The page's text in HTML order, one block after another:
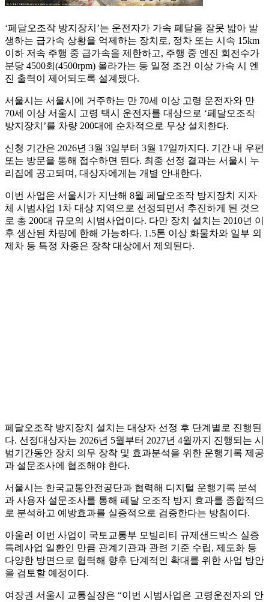
‘페달오조작 방지장치’는 운전자가 가속 페달을 잘못 밟아 발
생하는 급가속 상황을 억제하는 장치로, 정차 또는 시속 15km
이하 저속 주행 중 급가속을 제한하고, 주행 중 엔진 회전수가
분당 4500회(4500rpm) 올라가는 등 일정 조건 이상 가속 시 엔
진 출력이 제어되도록 설계됐다.
서울시는 서울시에 거주하는 만 70세 이상 고령 운전자와 만
70세 이상 서울시 고령 택시 운전자를 대상으로 ‘페달오조작
방지장치’를 차량 200대에 순차적으로 무상 설치한다.
신청 기간은 2026년 3월 3일부터 3월 17일까지다. 기간 내 우편
또는 방문을 통해 접수하면 된다. 최종 선정 결과는 서울시 누
리집에 공고되며, 대상자에게는 개별 안내한다.
이번 사업은 서울시가 지난해 8월 페달오조작 방지장치 지자
체 시범사업 1차 대상 지역으로 선정되면서 추진하게 된 것으
로 총 200대 규모의 시범사업이다. 다만 장치 설치는 2010년 이
후 생산된 차량에 한해 가능하다. 1.5톤 이상 화물차와 일부 외
제차 등 특정 차종은 장착 대상에서 제외된다.
페달오조작 방지장치 설치는 대상자 선정 후 단계별로 진행된
다. 선정대상자는 2026년 5월부터 2027년 4월까지 진행되는 시
범기간동안 장치 의무 장착 및 효과분석을 위한 운행기록 제공
과 설문조사에 협조해야 한다.
서울시는 한국교통안전공단과 협력해 디지털 운행기록 분석
과 사용자 설문조사를 통해 페달 오조작 방지 효과를 종합적으
로 분석하고 예방효과를 실증적으로 검증한다는 방침이다.
아울러 이번 사업이 국토교통부 모빌리티 규제샌드박스 실증
특례사업 일환인 만큼 관계기관과 관련 기준 수립, 제도화 등
다양한 방면으로 협력해 향후 단계적인 확대를 위한 사업 방안
을 검토할 예정이다.
여장권 서울시 교통실장은 “이번 시범사업은 고령운전자의 안